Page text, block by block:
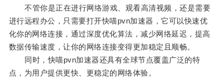
不管你是正在进行网络游戏、观看高清视频，还是需要
进行远程办公，只需要打开快喵pvn加速器，它可以快速优
化你的网络连接，通过深度优化算法，减少网络延迟，提高
数据传输速度，让你的网络连接变得更加稳定且顺畅。
同时，快喵pvn加速器还具有全球节点覆盖广泛的特
点，为用户提供更快、更稳定的网络体验。